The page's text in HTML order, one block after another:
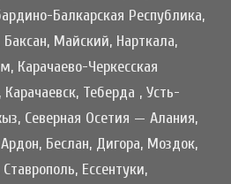
Балкарская Республика,
Майский, Нарткала,
Карачаево-Черкесская
Карачаевск, Теберда , Усть-
Северная Осетия — Алания,
Беслан, Дигора, Моздок,
Ессентуки,